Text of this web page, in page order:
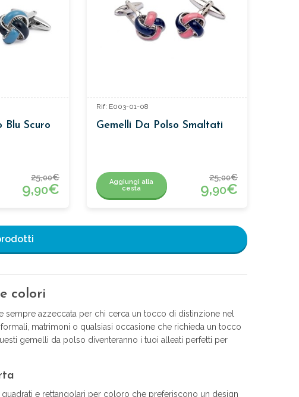
Blu Scuro
25,00€
9,90€
Rif: E003-01-08
Gemelli Da Polso Smaltati
Aggiungi alla
cesta
25,00€
9,90€
colori
azzeccata per chi cerca un tocco di distinzione nel
matrimoni o qualsiasi occasione che richieda un tocco
gemelli da polso diventeranno i tuoi alleati perfetti per
e rettangolari per coloro che preferiscono un design